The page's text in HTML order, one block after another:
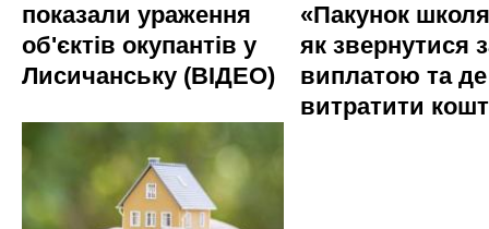
показали ураження
об'єктів окупантів у
Лисичанську (ВІДЕО)
«Пакунок
як звернутися
виплатою та де
витратити